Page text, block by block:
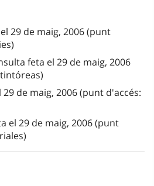
29 de maig, 2006 (punt
feta el 29 de maig, 2006
29 de maig, 2006 (punt d'accés:
el 29 de maig, 2006 (punt